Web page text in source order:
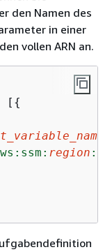
den Namen des
in einer
vollen ARN an.
[ {
region :